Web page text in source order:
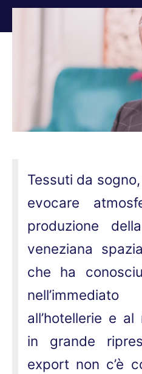
Tessuti da
evocare
produzione
veneziana
che ha
all’hotellerie e
in grande
export non c’è